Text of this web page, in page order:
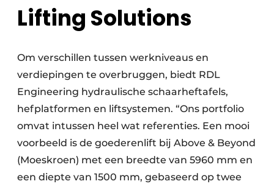
Lifting Solutions
Om verschillen tussen werkniveaus en
verdiepingen te overbruggen, biedt RDL
Engineering hydraulische schaarheftafels,
hefplatformen en liftsystemen. “Ons portfolio
omvat intussen heel wat referenties. Een mooi
voorbeeld is de goederenlift bij Above & Beyond
(Moeskroen) met een breedte van 5960 mm en
een diepte van 1500 mm, gebaseerd op twee